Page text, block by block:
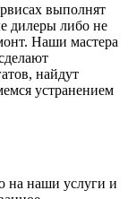
выполнят
дилеры либо не
Наши мастера
найдут
устранением
на наши услуги и